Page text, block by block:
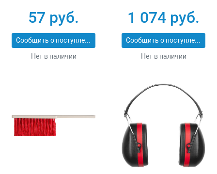
57 руб.
Сообщить о поступлении
Нет в наличии
1 074 руб.
Сообщить о поступлении
Нет в наличии